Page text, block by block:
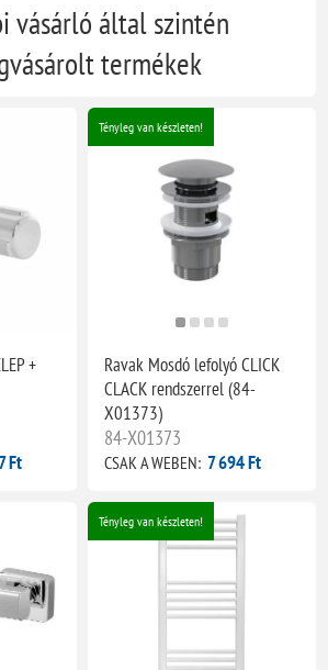
vásárló által szintén
termékek
+
Ft
Tényleg van készleten!
Ravak Mosdó lefolyó CLICK
CLACK rendszerrel (84-
X01373)
84-X01373
CSAK A WEBEN: 7 694 Ft
Tényleg van készleten!